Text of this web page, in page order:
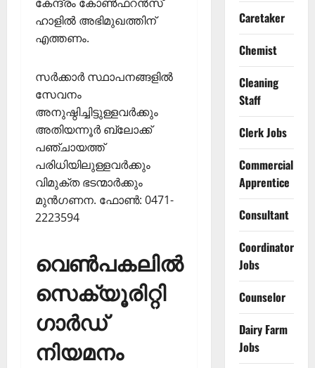
ഹാളില്‍ അഭിമുഖത്തിന്
എത്തണം.
സര്‍ക്കാര്‍ സ്ഥാപനങ്ങളില്‍
സേവനം
അനുഷ്ഠിച്ചിട്ടുള്ളവര്‍ക്കും
അതിയന്നൂര്‍ ബ്ലോക്ക്
പഞ്ചായത്ത്
പരിധിയിലുള്ളവര്‍ക്കും
വിമുക്ത ഭടന്മാര്‍ക്കും
മുന്‍ഗണന. ഫോണ്‍: 0471-
2223594
വെണ്‍പകലില്‍
സെക്യൂരിറ്റി
ഗാര്‍ഡ്
നിയമനം
Caretaker
Chemist
Cleaning
Staff
Clerk Jobs
Commercial
Apprentice
Consultant
Coordinator
Jobs
Counselor
Dairy Farm
Jobs